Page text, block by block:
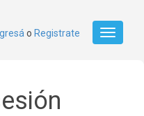
Toggle
o Registrate